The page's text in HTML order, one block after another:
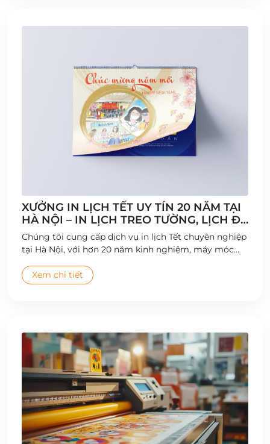
XƯỞNG IN LỊCH TẾT UY TÍN 20 NĂM TẠI
HÀ NỘI – IN LỊCH TREO TƯỜNG, LỊCH ĐỂ
BÀN CHẤT LƯỢNG CAO
Chúng tôi cung cấp dịch vụ in lịch Tết chuyên nghiệp
tại Hà Nội, với hơn 20 năm kinh nghiệm, máy móc
Xem chi tiết